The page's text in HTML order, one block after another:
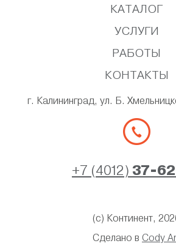
КАТАЛОГ
УСЛУГИ
РАБОТЫ
КОНТАКТЫ
г. Калининград, ул. Б.
+7 (4012) 37-
(с) Континент,
Сделано в Cody